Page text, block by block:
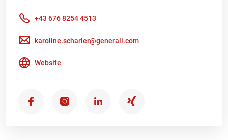
+43 676 8254 4513
karoline.scharler@generali.com
Website